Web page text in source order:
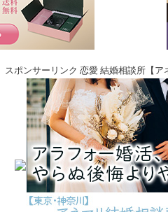
スポンサーリンク 恋愛 結婚相談所【ア